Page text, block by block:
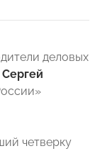
деловых
Сергей
четверку